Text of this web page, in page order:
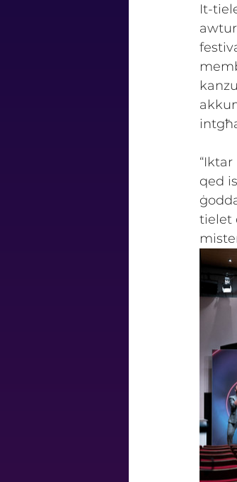
It-
qed
tielet